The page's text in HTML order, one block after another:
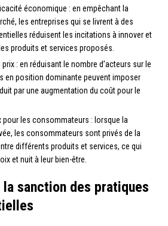
économique : en empêchant la
les entreprises qui se livrent à des
réduisent les incitations à innover et
produits et services proposés.
: en réduisant le nombre d’acteurs sur le
en position dominante peuvent imposer
par une augmentation du coût pour le
pour les consommateurs : lorsque la
les consommateurs sont privés de la
différents produits et services, ce qui
et nuit à leur bien-être.
sanction des pratiques